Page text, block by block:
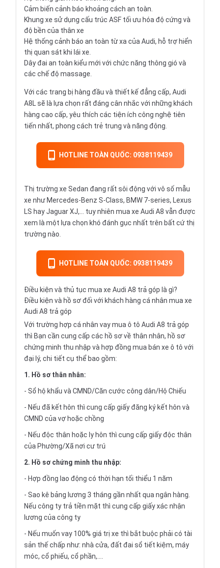
Cảm biến cảnh báo khoảng cách an toàn.
Khung xe sử dụng cấu trúc ASF tối ưu hóa độ cứng và
độ bền của thân xe
Hệ thống cảnh báo an toàn từ xa của Audi, hỗ trợ hiển
thị quan sát khi lái xe.
Dây đai an toàn kiểu mới với chức năng thông gió và
các chế độ massage.
Với các trang bị hàng đầu và thiết kế đẳng cấp, Audi
A8L sẽ là lựa chọn rất đáng cân nhắc với những khách
hàng cao cấp, yêu thích các tiện ích công nghệ tiên
tiến nhất, phong cách trẻ trung và năng động.
HOTLINE TOÀN QUỐC: 0938119439
Thị trường xe Sedan đang rất sôi động với vô số mẫu
xe như Mercedes-Benz S-Class, BMW 7-series, Lexus
LS hay Jaguar XJ,... tuy nhiên mua xe Audi A8 vẫn được
xem là một lựa chọn khó đánh gục nhất trên bất cứ thị
trường nào.
HOTLINE TOÀN QUỐC: 0938119439
Điều kiện và thủ tục mua xe Audi A8 trả góp là gì?
Điều kiện và hồ sơ đối với khách hàng cá nhân mua xe
Audi A8 trả góp
Với trường hợp cá nhân vaymua ô tô Audi A8 trả góp
thì Bạn cần cung cấp các hồ sơ về thân nhân, hồ sơ
chứng minh thu nhập và hợp đồng mua bán xe ô tô với
đại lý, chi tiết cụ thể bao gồm:
1. Hồ sơ thân nhân:
- Sổ hộ khẩu và CMND/Căn cước công dân/Hộ Chiếu
- Nếu đã kết hôn thì cung cấp giấy đăng ký kết hôn và
CMND của vợ hoặc chồng
- Nếu độc thân hoặc ly hôn thì cung cấp giấy độc thân
của Phường/Xã nơi cư trú
2. Hồ sơ chứng minh thu nhập:
- Hợp đồng lao động có thời hạn tối thiểu 1 năm
- Sao kê bảng lương 3 tháng gần nhất qua ngân hàng.
Nếu công ty trả tiền mặt thì cung cấp giấy xác nhận
lương của công ty
- Nếu muốn vay 100% giá trị xe thì bắt buộc phải có tài
sản thế chấp như: nhà cửa, đất đai sổ tiết kiệm, máy
móc, cổ phiếu, cổ phần,....